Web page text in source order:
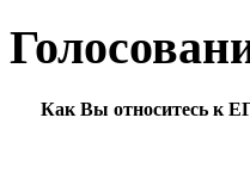
Как Вы относитесь к